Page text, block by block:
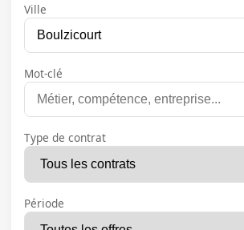
Ville
Mot-clé
Type de contrat
Période